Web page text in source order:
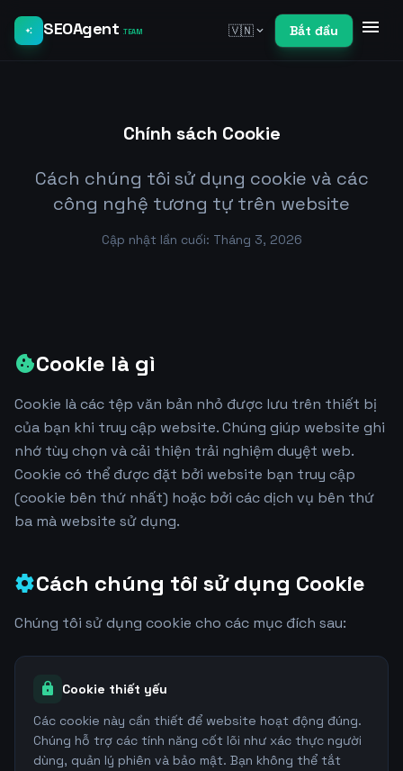
auto_awesome SEOAgent .TEAM 🇻🇳expand_more Bắt đầu menu
Chính sách Cookie
Cách chúng tôi sử dụng cookie và các
công nghệ tương tự trên website
Cập nhật lần cuối: Tháng 3, 2026
cookieCookie là gì
Cookie là các tệp văn bản nhỏ được lưu trên thiết bị
của bạn khi truy cập website. Chúng giúp website ghi
nhớ tùy chọn và cải thiện trải nghiệm duyệt web.
Cookie có thể được đặt bởi website bạn truy cập
(cookie bên thứ nhất) hoặc bởi các dịch vụ bên thứ
ba mà website sử dụng.
settingsCách chúng tôi sử dụng Cookie
Chúng tôi sử dụng cookie cho các mục đích sau:
lock
Cookie thiết yếu
Các cookie này cần thiết để website hoạt động đúng.
Chúng hỗ trợ các tính năng cốt lõi như xác thực người
dùng, quản lý phiên và bảo mật. Bạn không thể tắt